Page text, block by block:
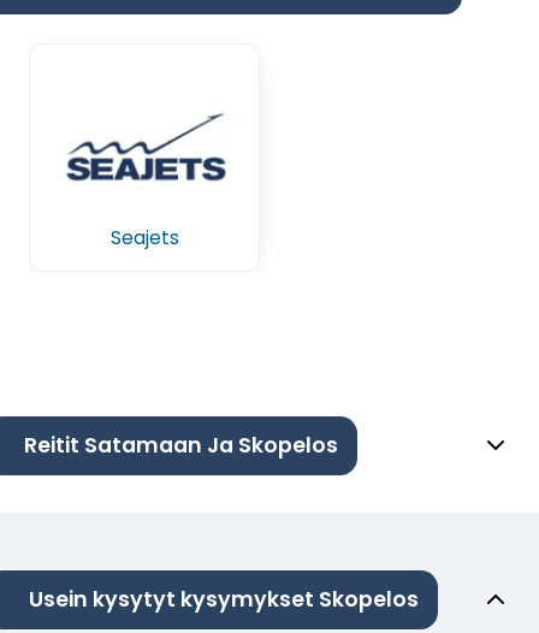
Seajets
Reitit Satamaan Ja Skopelos
Usein kysytyt kysymykset Skopelos